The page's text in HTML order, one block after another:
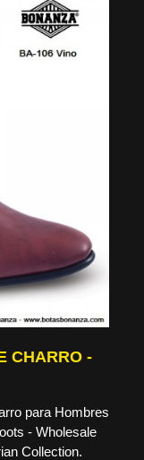
CHARRO -
para Hombres
- Wholesale
Collection.